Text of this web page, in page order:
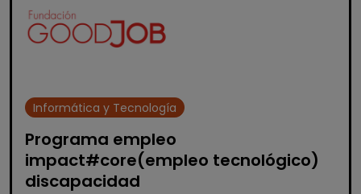
Informática y Tecnología
Programa empleo
impact#core(empleo tecnológico)
discapacidad